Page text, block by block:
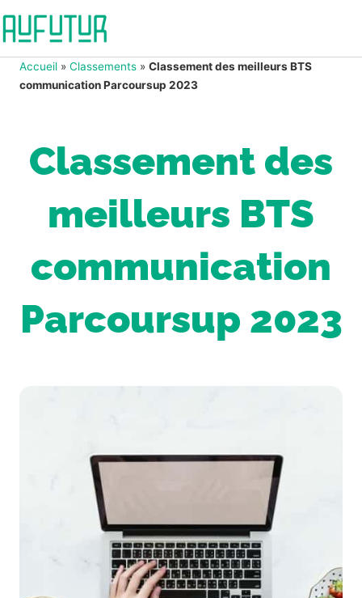
Accueil » Classements » Classement des meilleurs BTS
communication Parcoursup 2023
Classement des
meilleurs BTS
communication
Parcoursup 2023